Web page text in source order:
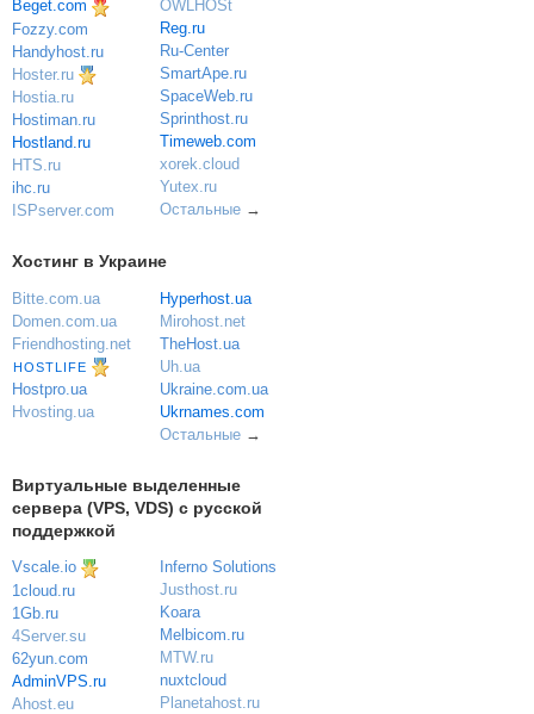
Beget.com
Fozzy.com
Handyhost.ru
Hoster.ru
Hostia.ru
Hostiman.ru
Hostland.ru
HTS.ru
ihc.ru
ISPserver.com
OWLHOSt
Reg.ru
Ru-Center
SmartApe.ru
SpaceWeb.ru
Sprinthost.ru
Timeweb.com
xorek.cloud
Yutex.ru
Остальные→
Хостинг в Украине
Bitte.com.ua
Domen.com.ua
Friendhosting.net
HOSTLIFE
Hostpro.ua
Hvosting.ua
Hyperhost.ua
Mirohost.net
TheHost.ua
Uh.ua
Ukraine.com.ua
Ukrnames.com
Остальные→
Виртуальные выделенные
сервера (VPS, VDS) с русской
поддержкой
Vscale.io
1cloud.ru
1Gb.ru
4Server.su
62yun.com
AdminVPS.ru
Ahost.eu
Inferno Solutions
Justhost.ru
Koara
Melbicom.ru
MTW.ru
nuxtcloud
Planetahost.ru